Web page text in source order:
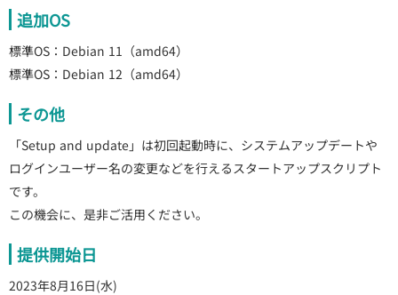
追加OS
標準OS：Debian 11（amd64）
標準OS：Debian 12（amd64）
その他
「Setup and update」は初回起動時に、システムアップデートや
ログインユーザー名の変更などを行えるスタートアップスクリプト
です。
この機会に、是非ご活用ください。
提供開始日
2023年8月16日(水)